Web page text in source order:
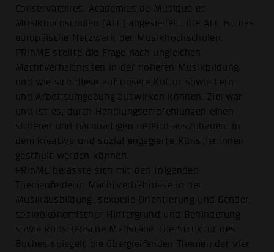
Conservatoires, Académies de Musique et
Musikhochschulen (AEC) angesiedelt. Die AEC ist das
europäische Netzwerk der Musikhochschulen.
PRIhME stellte die Frage nach ungleichen
Machtverhältnissen in der höheren Musikbildung,
und wie sich diese auf unsere Kultur sowie Lern-
und Arbeitsumgebung auswirken können. Ziel war
und ist es, durch Handlungsempfehlungen einen
sicheren und nachhaltigen Bereich auszubauen, in
dem kreative und sozial engagierte Künstler:innen
geschult werden können.
PRIhME befasste sich mit den folgenden
Themenfeldern: Machtverhältnisse in der
Musikausbildung, sexuelle Orientierung und Gender,
sozioökonomischer Hintergrund und Behinderung
sowie künstlerische Maßstäbe. Die Struktur des
Buches spiegelt die übergreifenden Themen der vier